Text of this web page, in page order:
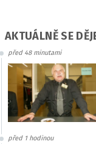
AKTUÁLNĚ SE
před 48 minutami
před 1 hodinou